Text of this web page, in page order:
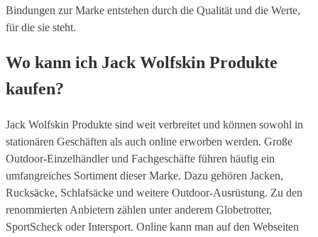
Bindungen zur Marke entstehen durch die Qualität und die Werte,
für die sie steht.
Wo kann ich Jack Wolfskin Produkte
kaufen?
Jack Wolfskin Produkte sind weit verbreitet und können sowohl in
stationären Geschäften als auch online erworben werden. Große
Outdoor-Einzelhändler und Fachgeschäfte führen häufig ein
umfangreiches Sortiment dieser Marke. Dazu gehören Jacken,
Rucksäcke, Schlafsäcke und weitere Outdoor-Ausrüstung. Zu den
renommierten Anbietern zählen unter anderem Globetrotter,
SportScheck oder Intersport. Online kann man auf den Webseiten